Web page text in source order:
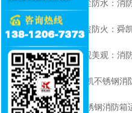
1.3 防盗防火：舜
1.4 外观美观：消
二、舜凯不锈钢消
舜凯不锈钢消防箱